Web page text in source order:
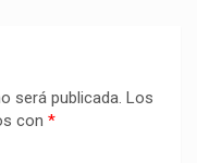
será publicada. Los
con *